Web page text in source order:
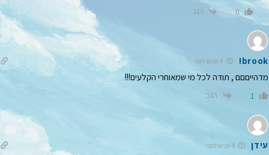
0 הגב
brook! 4 שנים לפני
מדהייםםם , תודה לכל מי שמאוחרי הקלעים!!!
1 הגב
עידן